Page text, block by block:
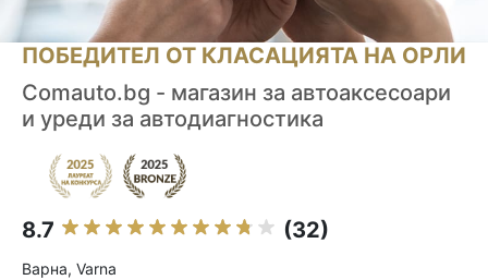
ПОБЕДИТЕЛ ОТ КЛАСАЦИЯТА НА ОРЛИ
Comauto.bg - магазин за автоаксесоари
и уреди за автодиагностика
8.7 (32)
Варна, Varna